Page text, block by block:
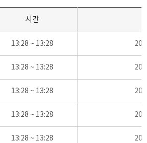
시간
13:28 ~ 13:28
13:28 ~ 13:28
13:28 ~ 13:28
13:28 ~ 13:28
13:28 ~ 13:28